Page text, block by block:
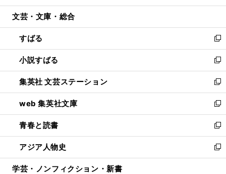
開
ウ
開
く
ン
ウ
で
開
く
ウ
ン
ド
ウ
で
開
く
文芸・文庫・総合
すばる
新
し
い
ウ
ィ
ン
ド
ウ
で
開
く
小説すばる
新
し
い
ウ
ィ
ン
ド
ウ
で
開
集英社 文芸ステーション
新
し
い
ウ
ィ
ン
ド
ウ
web 集英社文庫
新
し
い
ウ
ィ
ン
青春と読書
新
し
い
ウ
アジア人物史
新
し
学芸・ノンフィクション・新書